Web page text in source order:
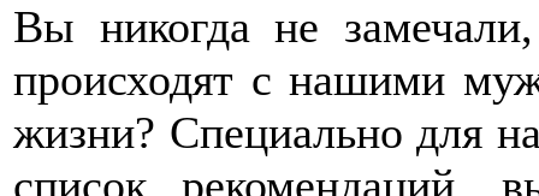
Вы никогда не
происходят с нашими
жизни? Специально для
список рекомендаций,